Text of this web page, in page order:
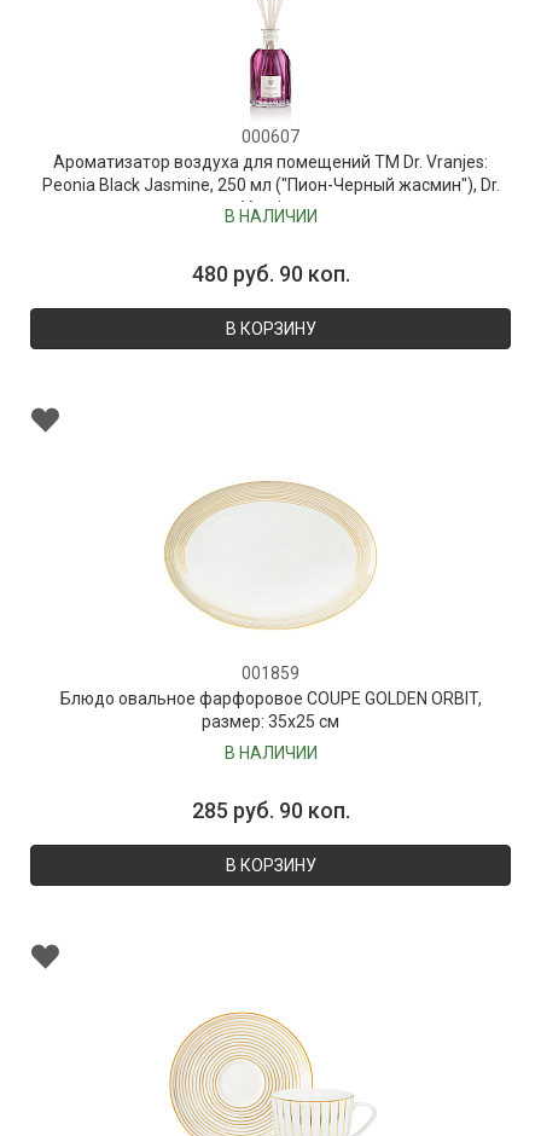
000607
Ароматизатор воздуха для помещений ТМ Dr. Vranjes:
Peonia Black Jasmine, 250 мл ("Пион-Черный жасмин"), Dr.
Vranjes
В НАЛИЧИИ
480 руб. 90 коп.
В КОРЗИНУ
001859
Блюдо овальное фарфоровое COUPE GOLDEN ORBIT,
размер: 35х25 см
В НАЛИЧИИ
285 руб. 90 коп.
В КОРЗИНУ